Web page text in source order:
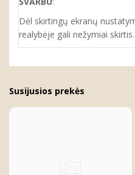
Dėl skirtingų ekranų
realybėje gali nežymiai skirtis.
Susijusios prekės